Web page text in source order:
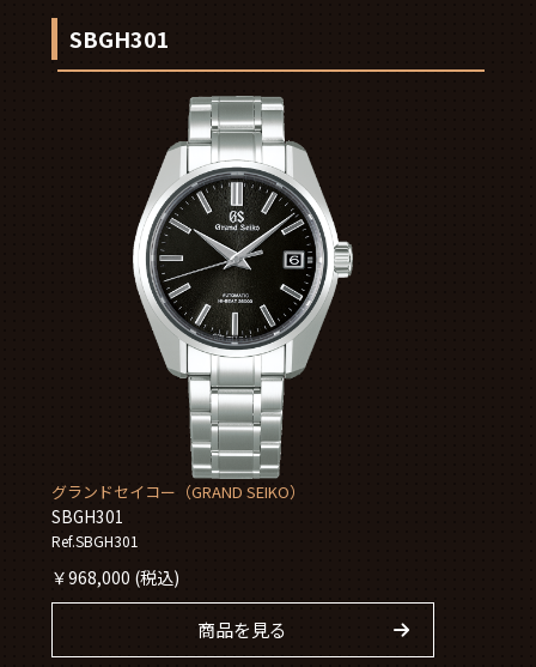
SBGH301
グランドセイコー（GRAND SEIKO）
SBGH301
Ref.SBGH301
￥968,000 (税込)
商品を見る